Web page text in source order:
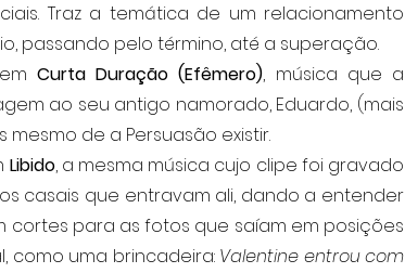
Traz a temática de um relacionamento
passando pelo término, até a superação.
em
Curta Duração (Efêmero), música que a
ao seu antigo namorado, Eduardo, (mais
de a Persuasão existir.
Libido, a mesma música cujo clipe foi gravado
casais que entravam ali, dando a entender
cortes para as fotos que saíam em posições
como uma brincadeira: Valentine entrou com